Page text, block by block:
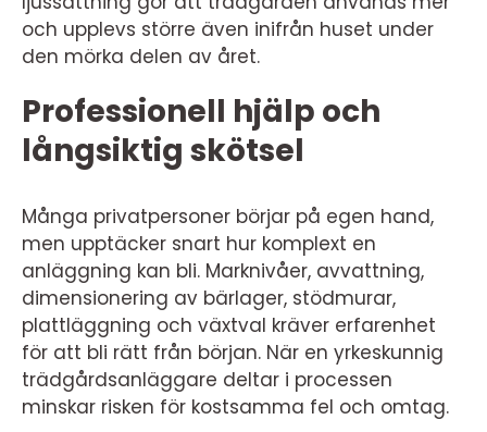
och upplevs större även inifrån huset under
den mörka delen av året.
Professionell hjälp och
långsiktig skötsel
Många privatpersoner börjar på egen hand,
men upptäcker snart hur komplext en
anläggning kan bli. Marknivåer, avvattning,
dimensionering av bärlager, stödmurar,
plattläggning och växtval kräver erfarenhet
för att bli rätt från början. När en yrkeskunnig
trädgårdsanläggare deltar i processen
minskar risken för kostsamma fel och omtag.